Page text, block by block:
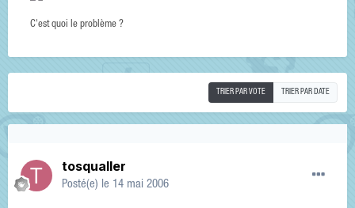
C'est quoi le problème ?
TRIER PAR VOTE TRIER PAR DATE
tosqualler
Posté(e) le 14 mai 2006